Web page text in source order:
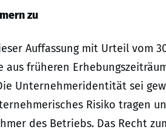
zu
Auffassung mit Urteil vom
aus früheren
Unternehmeridentität sei
Risiko tragen
des Betriebs. Das Recht